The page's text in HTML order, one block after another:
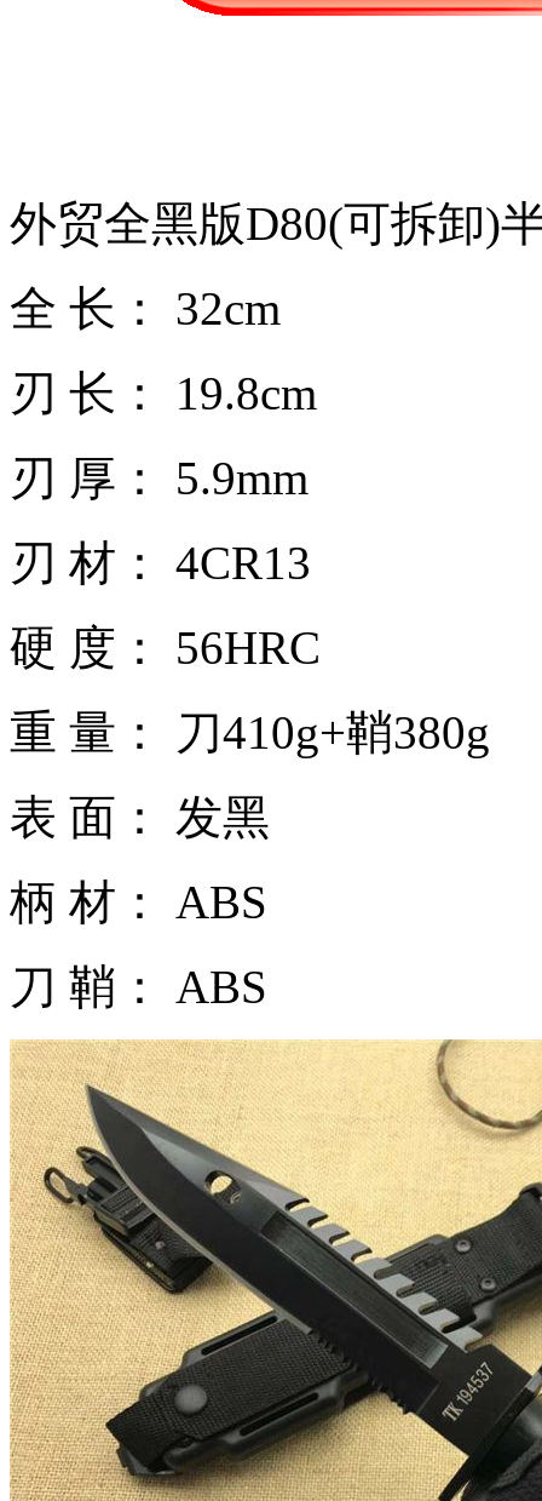
外贸全黑版D80(可拆卸)
全 长： 32cm
刃 长： 19.8cm
刃 厚： 5.9mm
刃 材： 4CR13
硬 度： 56HRC
重 量： 刀410g+鞘380g
表 面： 发黑
柄 材： ABS
刀 鞘： ABS